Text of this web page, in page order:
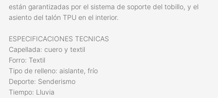
están garantizadas por el sistema de soporte del tobillo, y el
asiento del talón TPU en el interior.
ESPECIFICACIONES TECNICAS
Capellada: cuero y textil
Forro: Textil
Tipo de relleno: aislante, frío
Deporte: Senderismo
Tiempo: Lluvia